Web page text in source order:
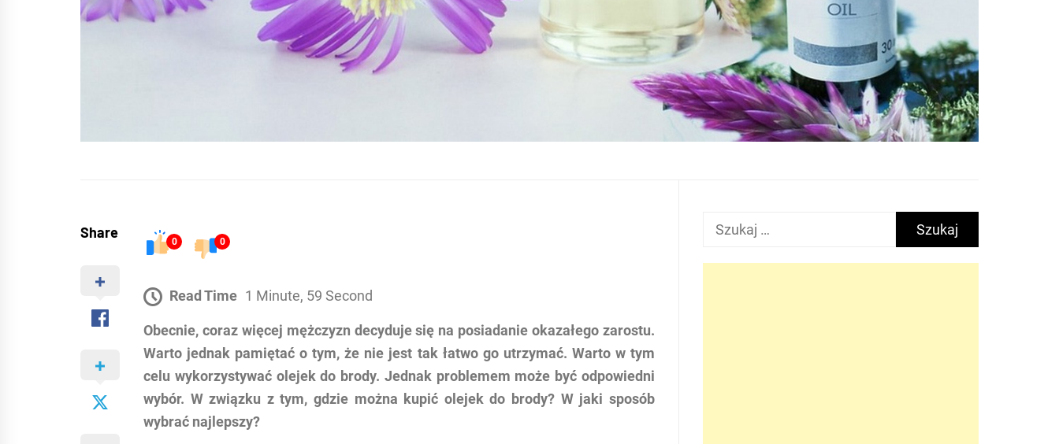
Share
0 0
Read Time 1 Minute, 59 Second
Obecnie, coraz więcej mężczyzn decyduje się na posiadanie okazałego zarostu.
Warto jednak pamiętać o tym, że nie jest tak łatwo go utrzymać. Warto w tym
celu wykorzystywać olejek do brody. Jednak problemem może być odpowiedni
wybór. W związku z tym, gdzie można kupić olejek do brody? W jaki sposób
wybrać najlepszy?
Szukaj: